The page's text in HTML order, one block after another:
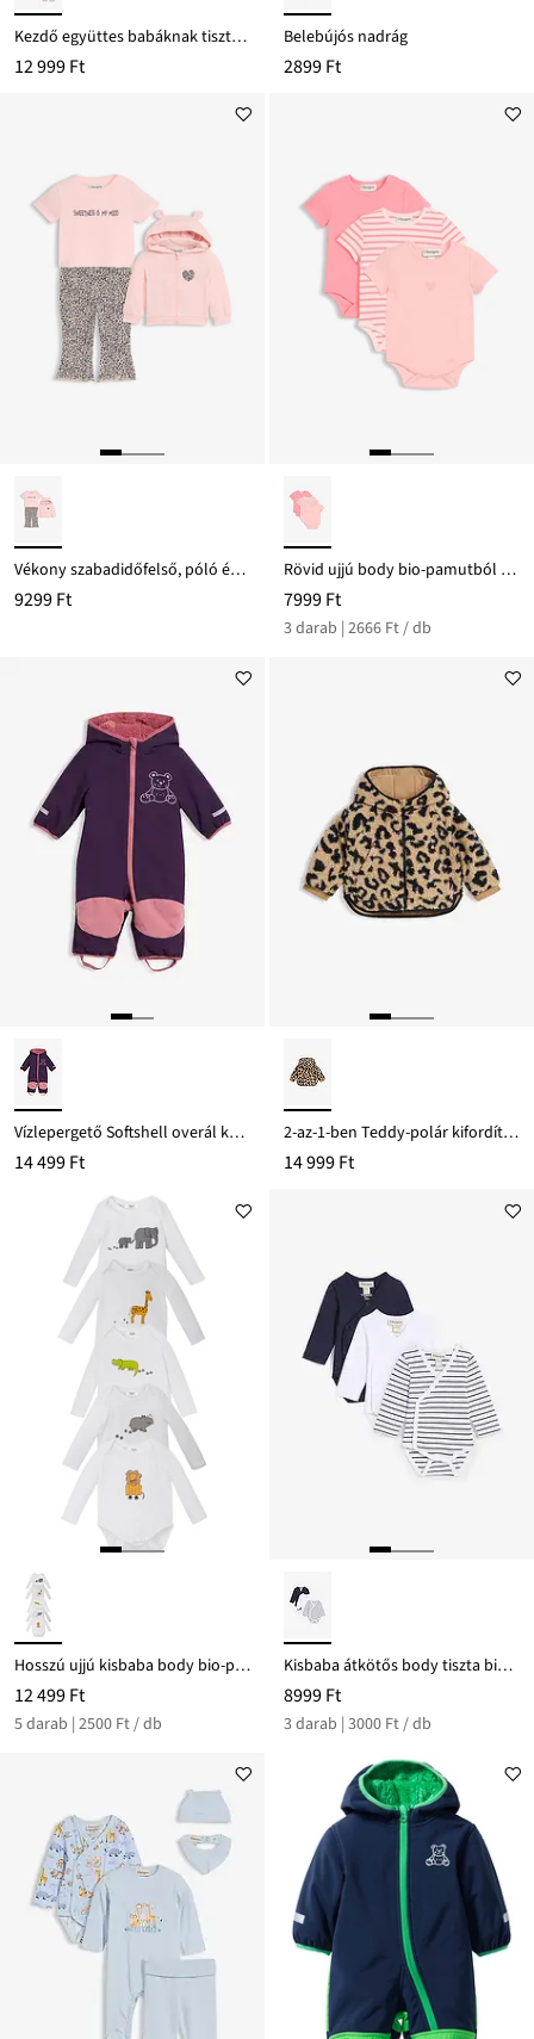
Kezdő együttes babáknak tiszta bio-pamutból (5-részes szett)
12 999 Ft
Belebújós nadrág
2899 Ft
Vékony szabadidőfelső, póló és legging, tiszta bio-pamutból (3-részes szett)
9299 Ft
Rövid ujjú body bio-pamutból (3 db-os csomag)
7999 Ft
3 darab | 2666 Ft / db
Vízlepergető Softshell overál kapucnival
14 499 Ft
2-az-1-ben Teddy-polár kifordítható kabát kapucnival és zsebekkel
14 999 Ft
Hosszú ujjú kisbaba body bio-pamutból (5 db-os csomag)
12 499 Ft
5 darab | 2500 Ft / db
Kisbaba átkötős body tiszta bio-pamutból (3 db-os csomag)
8999 Ft
3 darab | 3000 Ft / db